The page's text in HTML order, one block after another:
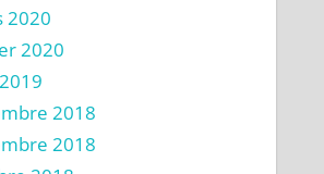
2020
2020
2018
2018